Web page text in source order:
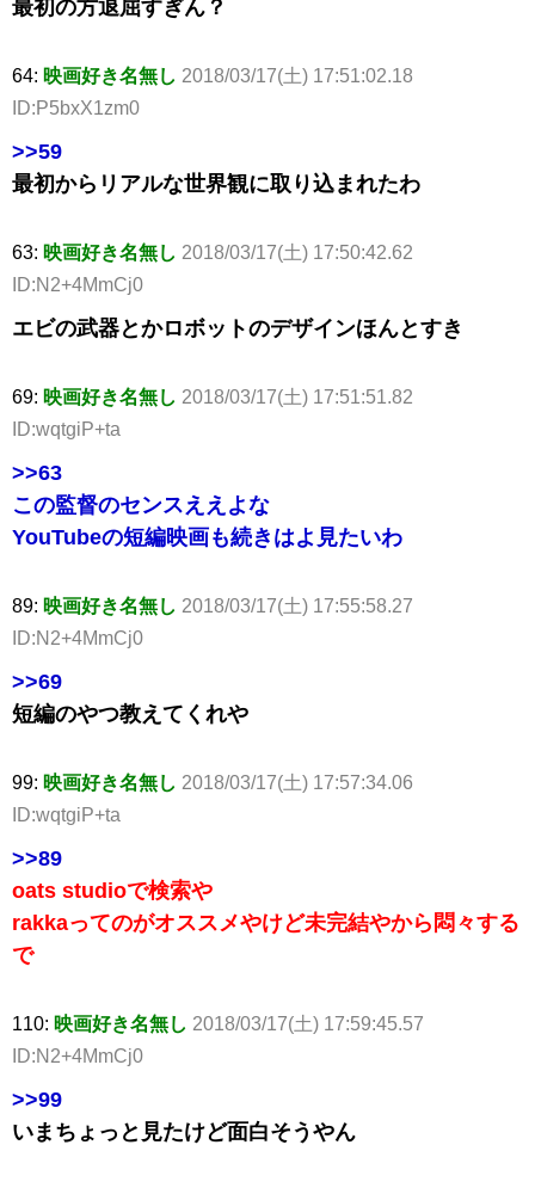
最初の方退屈すぎん？
64: 映画好き名無し 2018/03/17(土) 17:51:02.18
ID:P5bxX1zm0
>>59
最初からリアルな世界観に取り込まれたわ
63: 映画好き名無し 2018/03/17(土) 17:50:42.62
ID:N2+4MmCj0
エビの武器とかロボットのデザインほんとすき
69: 映画好き名無し 2018/03/17(土) 17:51:51.82
ID:wqtgiP+ta
>>63
この監督のセンスええよな
YouTubeの短編映画も続きはよ見たいわ
89: 映画好き名無し 2018/03/17(土) 17:55:58.27
ID:N2+4MmCj0
>>69
短編のやつ教えてくれや
99: 映画好き名無し 2018/03/17(土) 17:57:34.06
ID:wqtgiP+ta
>>89
oats studioで検索や
rakkaってのがオススメやけど未完結やから悶々する
で
110: 映画好き名無し 2018/03/17(土) 17:59:45.57
ID:N2+4MmCj0
>>99
いまちょっと見たけど面白そうやん